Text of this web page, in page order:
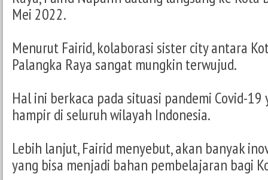
Mei 2022.
Menurut Fairid, kolaborasi sister city antara
Palangka Raya sangat mungkin terwujud.
Hal ini berkaca pada situasi pandemi Covid-
hampir di seluruh wilayah Indonesia.
Lebih lanjut, Fairid menyebut, akan banyak
yang bisa menjadi bahan pembelajaran bagi